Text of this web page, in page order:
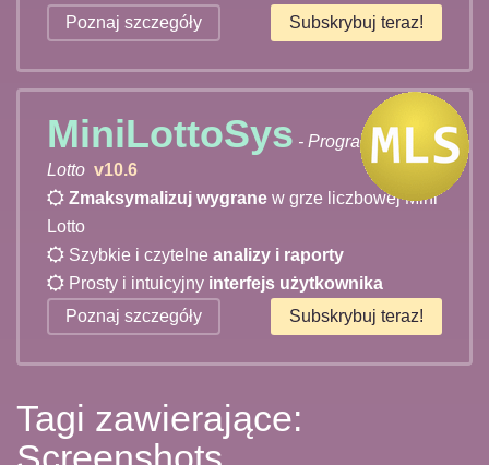
Poznaj szczegóły
Subskrybuj teraz!
MiniLottoSys - Program do Mini
Lotto v10.6
Zmaksymalizuj wygrane w grze liczbowej Mini
Lotto
Szybkie i czytelne analizy i raporty
Prosty i intuicyjny interfejs użytkownika
Poznaj szczegóły
Subskrybuj teraz!
Tagi zawierające: